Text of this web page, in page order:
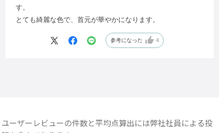
す。
とても綺麗な色で、首元が華やかになります。
参考になった 4
ユーザーレビューの件数と平均点算出には弊社社員による投